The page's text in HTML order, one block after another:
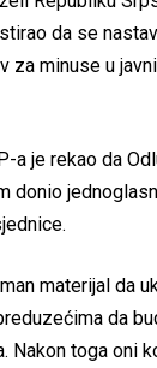
da se
za minuse u
a je rekao da
donio
materijal da
da
Nakon toga oni